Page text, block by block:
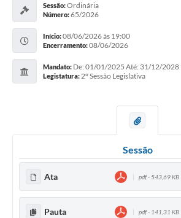
Sessão:Ordinária
Número:65/2026
Início:08/06/2026 às 19:00
Encerramento:08/06/2026
Mandato: De: 01/01/2025 Até: 31/12/2028
Legistatura:2º Sessão Legislativa
Sessão
Ata pdf - 543,69 KB
Pauta pdf - 141,31 KB